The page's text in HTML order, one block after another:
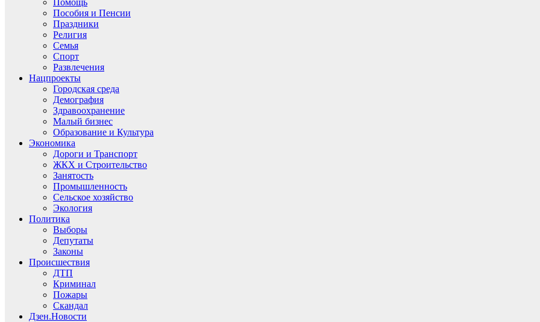
Помощь
Пособия и Пенсии
Праздники
Религия
Семья
Спорт
Развлечения
Нацпроекты
Городская среда
Демография
Здравоохранение
Малый бизнес
Образование и Культура
Экономика
Дороги и Транспорт
ЖКХ и Строительство
Занятость
Промышленность
Сельское хозяйство
Экология
Политика
Выборы
Депутаты
Законы
Происшествия
ДТП
Криминал
Пожары
Скандал
Дзен.Новости